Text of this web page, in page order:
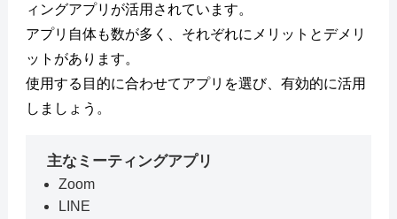
ィングアプリが活用されています。
アプリ自体も数が多く、それぞれにメリットとデメリ
ットがあります。
使用する目的に合わせてアプリを選び、有効的に活用
しましょう。
主なミーティングアプリ
Zoom
LINE